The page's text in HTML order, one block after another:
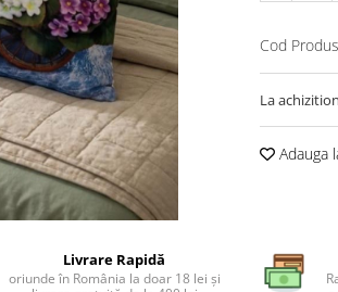
Cod
La
Adauga
Livrare Rapidă
oriunde în România la doar 18 lei și